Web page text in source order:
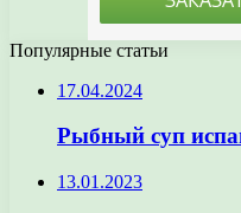
Популярные статьи
17.04.2024
Рыбный суп
13.01.2023